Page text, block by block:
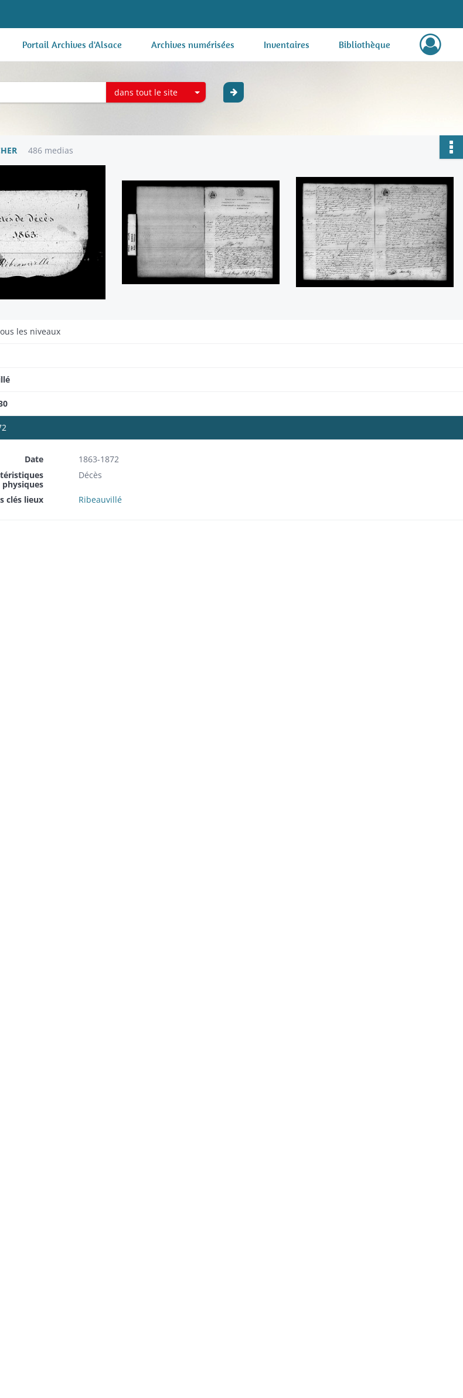
Portail Archives d'Alsace Archives numérisées Inventaires Bibliothèque
dans tout le site
486 medias
les niveaux
Date
1863-1872
physiques
Décès
clés lieux Ribeauvillé